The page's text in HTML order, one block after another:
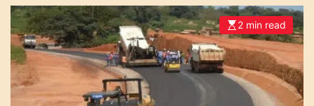
E
s
t
m
a
t
2 min read